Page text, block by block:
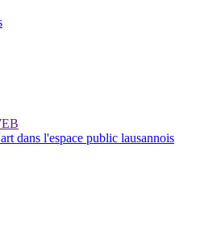
dans l'espace public lausannois